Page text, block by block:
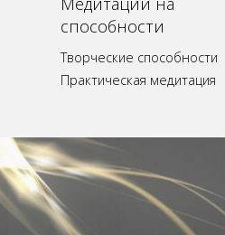
способности
Творческие способности
Практическая медитация